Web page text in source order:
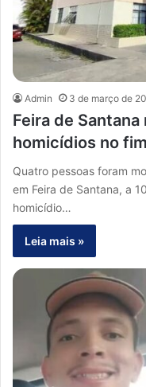
Admin 3 de março de
Feira de
homicídios no
Quatro pessoas foram
em Feira de Santana, a
homicídio…
Leia mais »